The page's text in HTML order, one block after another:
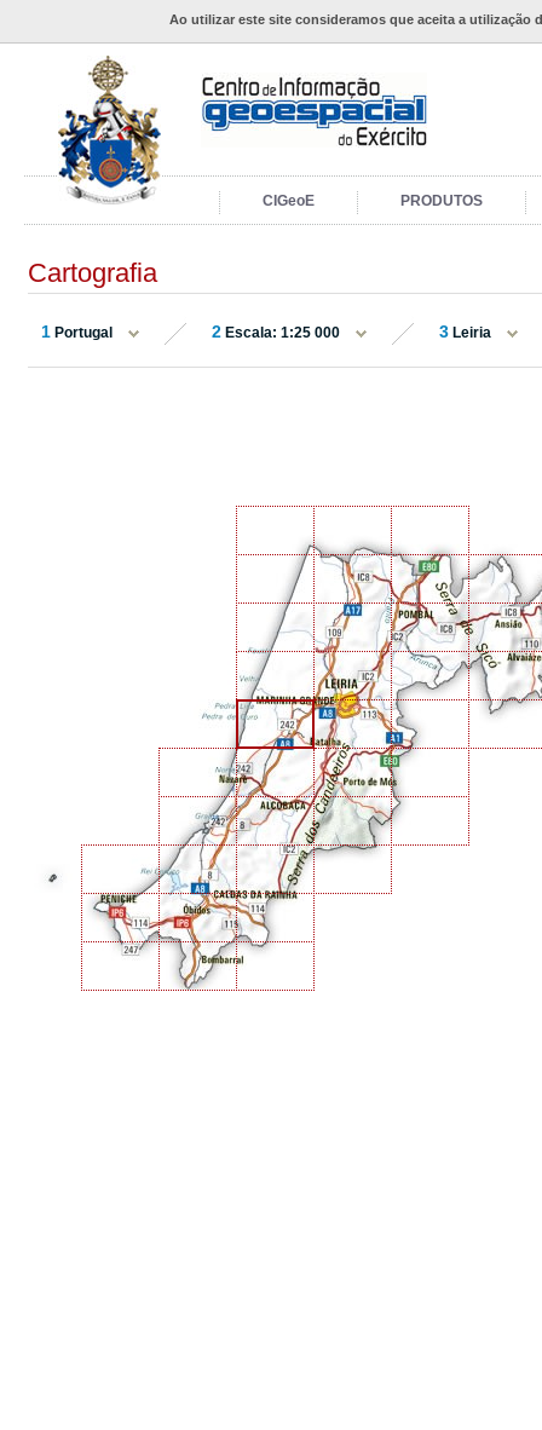
Ao utilizar este site consideramos que aceita a utilização
CIGeoE PRODUTOS
Cartografia
1 Portugal 2 Escala: 1:25 000 3 Leiria